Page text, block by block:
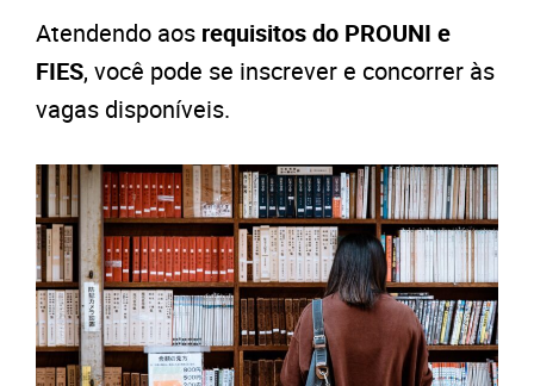
Atendendo aos requisitos do PROUNI e
FIES, você pode se inscrever e concorrer às
vagas disponíveis.